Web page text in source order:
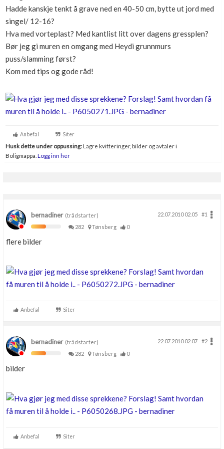
Boligmappa+
Få mer ut av Boligmappa
Hadde kanskje tenkt å grave ned en 40-50 cm, bytte ut jord med
singel/ 12-16?
Hva med vorteplast? Med kantlist litt over dagens gressplen?
Bør jeg gi muren en omgang med Heydi grunnmurs
puss/slamming først?
Kom med tips og gode råd!
Anbefal Siter
Husk dette under oppussing:Lagre kvitteringer, bilder og avtaler i
Boligmappa. Logg inn her
bernadiner(trådstarter) 22.07.2010 02.05
#1
282
Tønsberg 0
flere bilder
Anbefal Siter
bernadiner(trådstarter) 22.07.2010 02.07
#2
282
Tønsberg 0
bilder
Anbefal Siter